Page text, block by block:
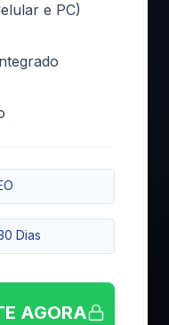
e PC)
Dias
AGORA